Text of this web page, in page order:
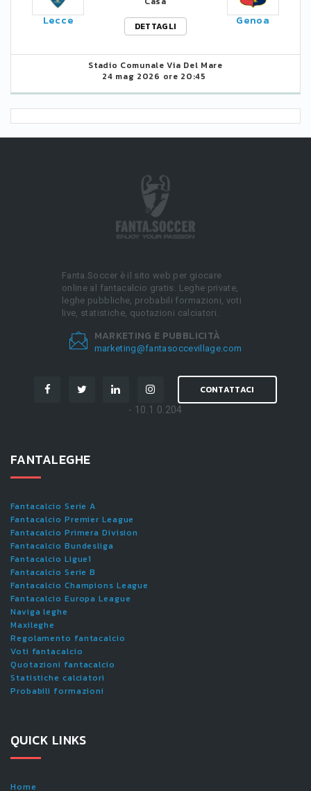
Lecce
DETTAGLI
Genoa
Stadio Comunale Via Del Mare
24 mag 2026 ore 20:45
Fanta.Soccer è il sito web per giocare
online al fantacalcio gratis. Leghe private,
leghe pubbliche, probabili formazioni, voti
live, statistiche, quotazioni calciatori.
MARKETING E PUBBLICITÀ
marketing@fantasoccevillage.com
CONTATTACI
- 10.1.0.204
FANTALEGHE
Fantacalcio Serie A
Fantacalcio Premier League
Fantacalcio Primera Division
Fantacalcio Bundesliga
Fantacalcio Ligue1
Fantacalcio Serie B
Fantacalcio Champions League
Fantacalcio Europa League
Naviga leghe
Maxileghe
Regolamento fantacalcio
Voti fantacalcio
Quotazioni fantacalcio
Statistiche calciatori
Probabili formazioni
QUICK LINKS
Home